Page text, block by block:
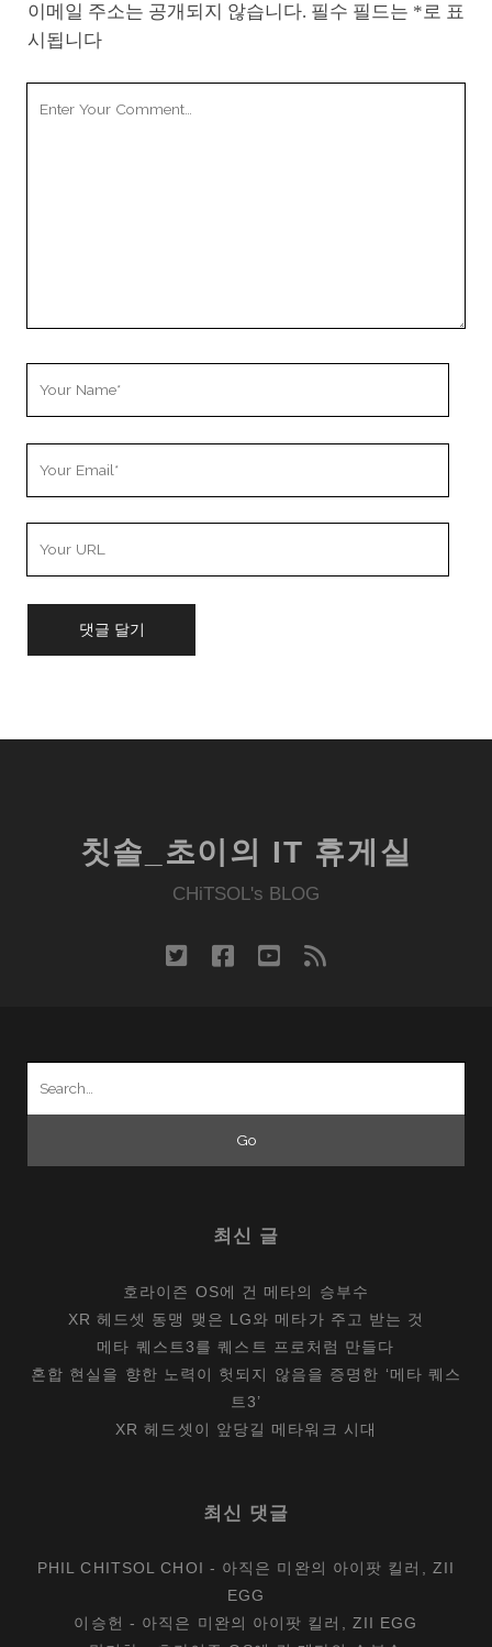
이메일 주소는 공개되지 않습니다. 필수 필드는 *로 표
시됩니다
칫솔_초이의 IT 휴게실
CHiTSOL's BLOG
twitter facebook
youtube
rss
최신 글
호라이즌 OS에 건 메타의 승부수
XR 헤드셋 동맹 맺은 LG와 메타가 주고 받는 것
메타 퀘스트3를 퀘스트 프로처럼 만들다
혼합 현실을 향한 노력이 헛되지 않음을 증명한 ‘메타 퀘스
트3’
XR 헤드셋이 앞당길 메타워크 시대
최신 댓글
PHIL CHITSOL CHOI - 아직은 미완의 아이팟 킬러, ZII
EGG
이승헌 - 아직은 미완의 아이팟 킬러, ZII EGG